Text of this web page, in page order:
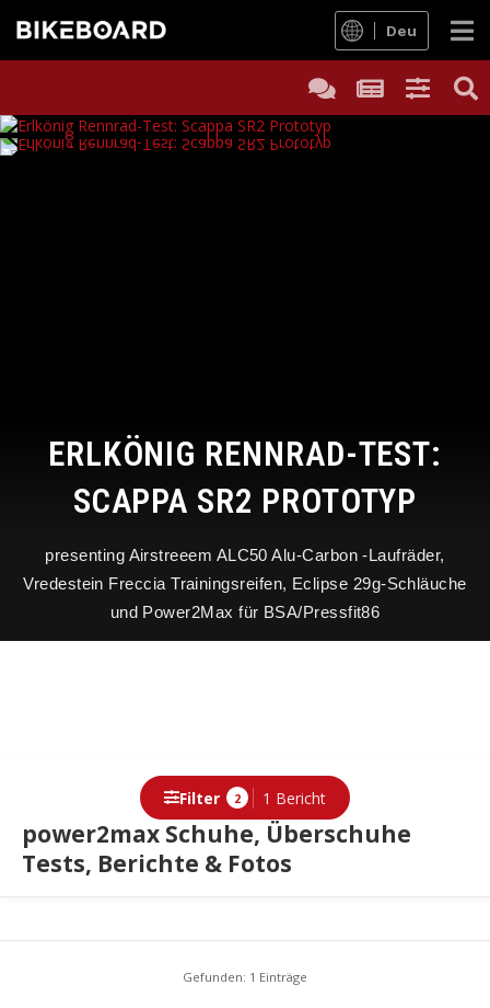
Deu
ERLKÖNIG RENNRAD-TEST:
SCAPPA SR2 PROTOTYP
presenting Airstreeem ALC50 Alu-Carbon -Laufräder,
Vredestein Freccia Trainingsreifen, Eclipse 29g-Schläuche
und Power2Max für BSA/Pressfit86
power2max Schuhe, Überschuhe
Tests, Berichte & Fotos
Filter 2 1 Bericht
Gefunden: 1 Einträge